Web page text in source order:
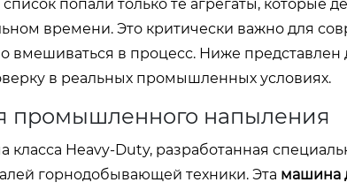
попали только те агрегаты, которые
времени. Это критически важно для
вмешиваться в процесс. Ниже
в реальных промышленных условиях.
промышленного напыления
Heavy-Duty, разработанная
горнодобывающей техники. Эта машина